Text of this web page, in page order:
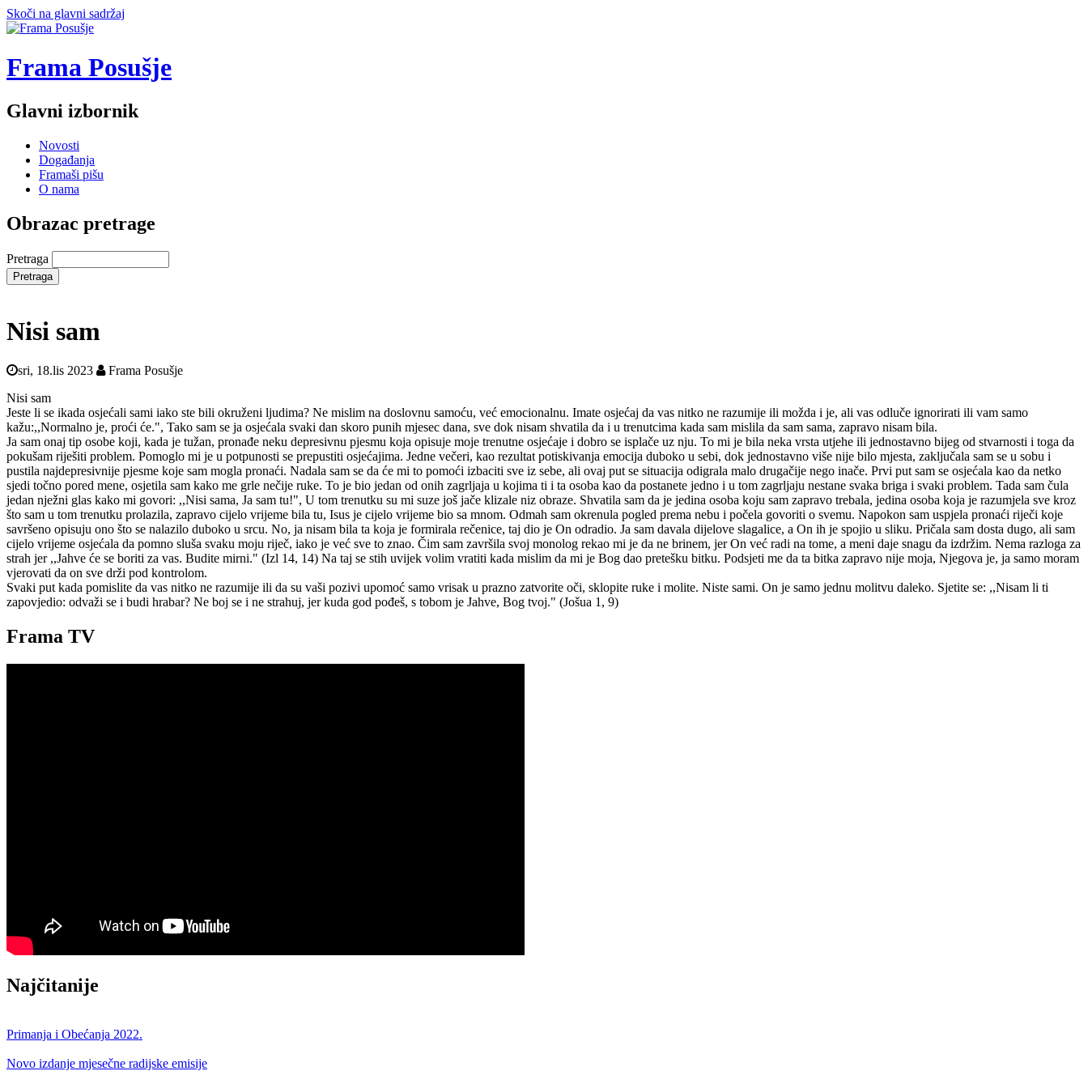
Skoči na glavni sadržaj
Frama Posušje
Glavni izbornik
Novosti
Događanja
Framaši pišu
O nama
Obrazac pretrage
Pretraga
Nisi sam
sri, 18.lis 2023
Frama Posušje
Nisi sam
Jeste li se ikada osjećali sami iako ste bili okruženi ljudima? Ne mislim na doslovnu samoću, već emocionalnu. Imate osjećaj da vas nitko ne razumije ili možda i je, ali vas odluče ignorirati ili vam samo
kažu:,,Normalno je, proći će.", Tako sam se ja osjećala svaki dan skoro punih mjesec dana, sve dok nisam shvatila da i u trenutcima kada sam mislila da sam sama, zapravo nisam bila.
Ja sam onaj tip osobe koji, kada je tužan, pronađe neku depresivnu pjesmu koja opisuje moje trenutne osjećaje i dobro se isplače uz nju. To mi je bila neka vrsta utjehe ili jednostavno bijeg od stvarnosti i toga da
pokušam riješiti problem. Pomoglo mi je u potpunosti se prepustiti osjećajima. Jedne večeri, kao rezultat potiskivanja emocija duboko u sebi, dok jednostavno više nije bilo mjesta, zaključala sam se u sobu i
pustila najdepresivnije pjesme koje sam mogla pronaći. Nadala sam se da će mi to pomoći izbaciti sve iz sebe, ali ovaj put se situacija odigrala malo drugačije nego inače. Prvi put sam se osjećala kao da netko
sjedi točno pored mene, osjetila sam kako me grle nečije ruke. To je bio jedan od onih zagrljaja u kojima ti i ta osoba kao da postanete jedno i u tom zagrljaju nestane svaka briga i svaki problem. Tada sam čula
jedan nježni glas kako mi govori: ,,Nisi sama, Ja sam tu!", U tom trenutku su mi suze još jače klizale niz obraze. Shvatila sam da je jedina osoba koju sam zapravo trebala, jedina osoba koja je razumjela sve kroz
što sam u tom trenutku prolazila, zapravo cijelo vrijeme bila tu, Isus je cijelo vrijeme bio sa mnom. Odmah sam okrenula pogled prema nebu i počela govoriti o svemu. Napokon sam uspjela pronaći riječi koje
savršeno opisuju ono što se nalazilo duboko u srcu. No, ja nisam bila ta koja je formirala rečenice, taj dio je On odradio. Ja sam davala dijelove slagalice, a On ih je spojio u sliku. Pričala sam dosta dugo, ali sam
cijelo vrijeme osjećala da pomno sluša svaku moju riječ, iako je već sve to znao. Čim sam završila svoj monolog rekao mi je da ne brinem, jer On već radi na tome, a meni daje snagu da izdržim. Nema razloga za
strah jer ,,Jahve će se boriti za vas. Budite mirni." (Izl 14, 14) Na taj se stih uvijek volim vratiti kada mislim da mi je Bog dao pretešku bitku. Podsjeti me da ta bitka zapravo nije moja, Njegova je, ja samo moram
vjerovati da on sve drži pod kontrolom.
Svaki put kada pomislite da vas nitko ne razumije ili da su vaši pozivi upomoć samo vrisak u prazno zatvorite oči, sklopite ruke i molite. Niste sami. On je samo jednu molitvu daleko. Sjetite se: ,,Nisam li ti
zapovjedio: odvaži se i budi hrabar? Ne boj se i ne strahuj, jer kuda god pođeš, s tobom je Jahve, Bog tvoj." (Jošua 1, 9)
Frama TV
Najčitanije
Primanja i Obećanja 2022.
Novo izdanje mjesečne radijske emisije